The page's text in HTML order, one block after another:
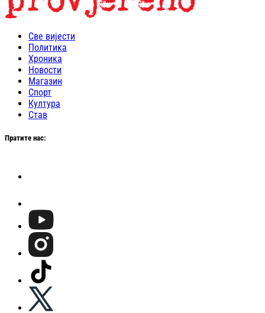
Све вијести
Политика
Хроника
Новости
Магазин
Спорт
Култура
Став
Пратите нас: